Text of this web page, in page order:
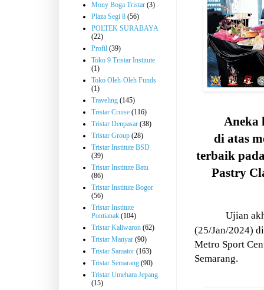
Aneka
di atas
terbaik
Pastry
Ujian
(25/Jan/2024)
Metro Sport
Semarang.
Mony Boga Tristar (3)
Plaza Segi 8 (56)
POLTEK SURABAYA
(22)
Profil (39)
Toko 9 Tristar Institute
(1)
Toko Oleh-Oleh Funds
(1)
Traveling (145)
Tristar Cruise (116)
Tristar Denpasar (38)
Tristar Group (28)
Tristar Institute BSD
(39)
Tristar Institute Batu
(86)
Tristar Institute Bogor
(56)
Tristar Institute
Pontianak (104)
Tristar Kaliwaron (62)
Tristar Manyar (90)
Tristar Samator (163)
Tristar Semarang (90)
Tristar Umehara Jepang
(15)